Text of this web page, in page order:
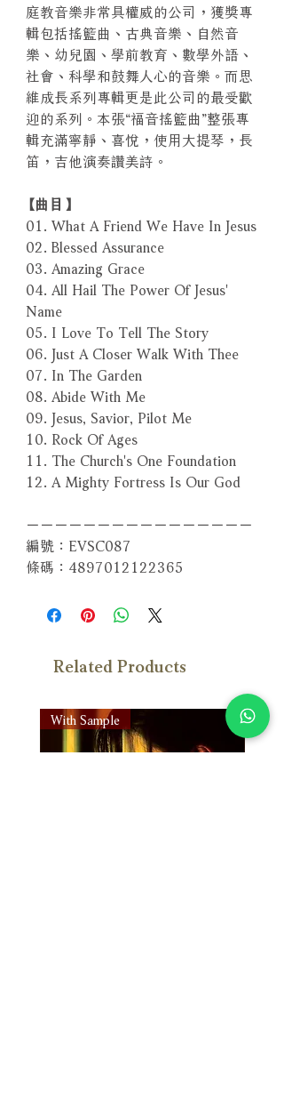
庭教音樂非常具權威的公司，獲獎專
輯包括搖籃曲、古典音樂、自然音
樂、幼兒園、學前教育、數學外語、
社會、科學和鼓舞人心的音樂。而思
維成長系列專輯更是此公司的最受歡
迎的系列。本張“福音搖籃曲”整張專
輯充滿寧靜、喜悅，使用大提琴，長
笛，吉他演奏讚美詩。
【曲目】
01. What A Friend We Have In Jesus
02. Blessed Assurance
03. Amazing Grace
04. All Hail The Power Of Jesus'
Name
05. I Love To Tell The Story
06. Just A Closer Walk With Thee
07. In The Garden
08. Abide With Me
09. Jesus, Savior, Pilot Me
10. Rock Of Ages
11. The Church's One Foundation
12. A Mighty Fortress Is Our God
－－－－－－－－－－－－－－－－
編號：EVSC087
條碼：4897012122365
Related Products
With Sample With